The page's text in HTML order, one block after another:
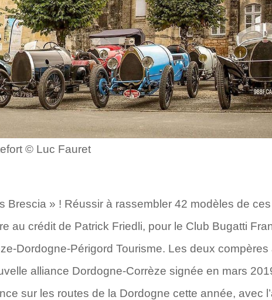
© Luc Fauret
Brescia » ! Réussir à rassembler 42 modèles de
au crédit de Patrick Friedli, pour le Club Bugatti
Dordogne-Périgord Tourisme. Les deux
alliance Dordogne-Corrèze signée en mars
sur les routes de la Dordogne cette année, avec